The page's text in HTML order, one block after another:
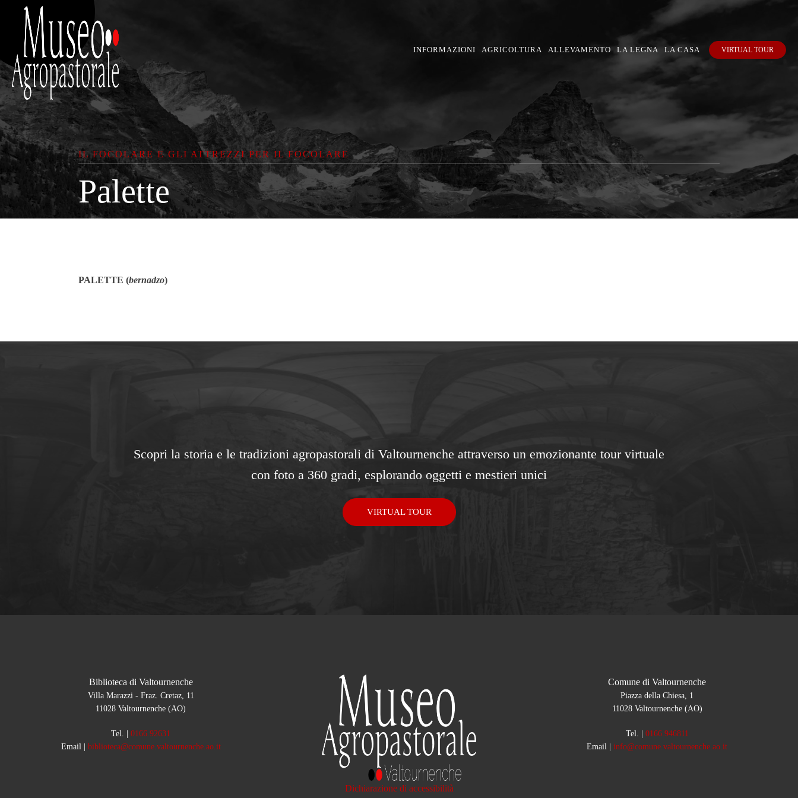
INFORMAZIONI AGRICOLTURA ALLEVAMENTO LA LEGNA LA CASA VIRTUAL TOUR
IL FOCOLARE E GLI ATTREZZI PER IL FOCOLARE
Palette
PALETTE (bernadzo)
Scopri la storia e le tradizioni agropastorali di Valtournenche attraverso un emozionante tour virtuale
con foto a 360 gradi, esplorando oggetti e mestieri unici
VIRTUAL TOUR
Biblioteca di Valtournenche
Villa Marazzi - Fraz. Cretaz, 11
11028 Valtournenche (AO)
Tel. |0166.92631
Email| biblioteca@comune.valtournenche.ao.it
Dichiarazione di accessibilità
Comune di Valtournenche
Piazza della Chiesa, 1
11028 Valtournenche (AO)
Tel.
0166.946811
Email |info@comune.valtournenche.ao.it